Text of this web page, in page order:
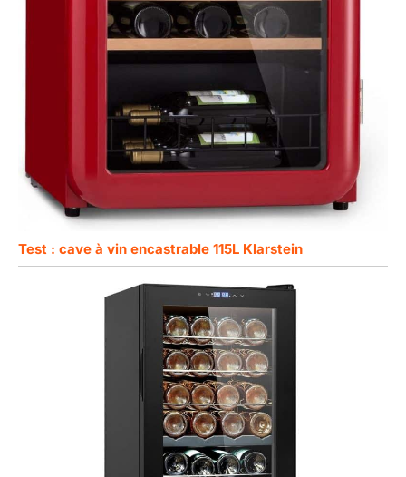
Test : cave à vin encastrable 115L Klarstein